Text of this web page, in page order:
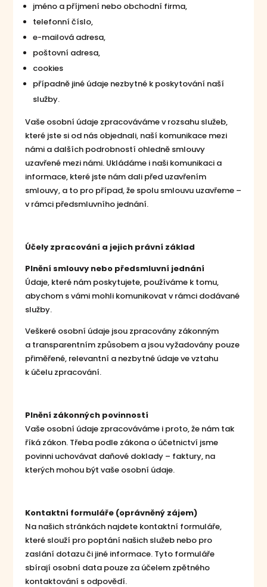
jméno a příjmení nebo obchodní firma,
telefonní číslo,
e-mailová adresa,
poštovní adresa,
cookies
případně jiné údaje nezbytné k poskytování naší
služby.
Vaše osobní údaje zpracováváme v rozsahu služeb,
které jste si od nás objednali, naší komunikace mezi
námi a dalších podrobností ohledně smlouvy
uzavřené mezi námi. Ukládáme i naši komunikaci a
informace, které jste nám dali před uzavřením
smlouvy, a to pro případ, že spolu smlouvu uzavřeme –
v rámci předsmluvního jednání.
Účely zpracování a jejich právní základ
Plnění smlouvy nebo předsmluvní jednání
Údaje, které nám poskytujete, používáme k tomu,
abychom s vámi mohli komunikovat v rámci dodávané
služby.
Veškeré osobní údaje jsou zpracovány zákonným
a transparentním způsobem a jsou vyžadovány pouze
přiměřené, relevantní a nezbytné údaje ve vztahu
k účelu zpracování.
Plnění zákonných povinností
Vaše osobní údaje zpracováváme i proto, že nám tak
říká zákon. Třeba podle zákona o účetnictví jsme
povinni uchovávat daňové doklady – faktury, na
kterých mohou být vaše osobní údaje.
Kontaktní formuláře (oprávněný zájem)
Na našich stránkách najdete kontaktní formuláře,
které slouží pro poptání našich služeb nebo pro
zaslání dotazu či jiné informace. Tyto formuláře
sbírají osobní data pouze za účelem zpětného
kontaktování s odpovědí.